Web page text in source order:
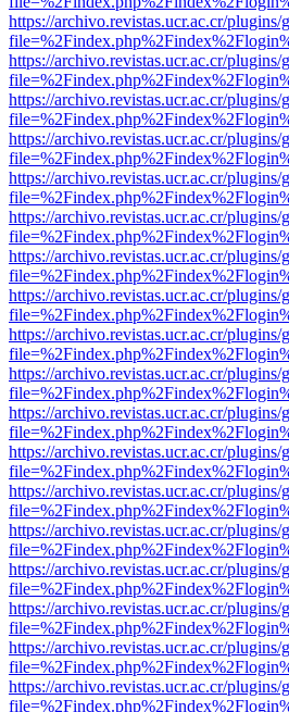
https://archivo.revistas.ucr.ac.cr/
https://archivo.revistas.ucr.ac.cr/
https://archivo.revistas.ucr.ac.cr/
https://archivo.revistas.ucr.ac.cr/
https://archivo.revistas.ucr.ac.cr/
https://archivo.revistas.ucr.ac.cr/
https://archivo.revistas.ucr.ac.cr/
https://archivo.revistas.ucr.ac.cr/
https://archivo.revistas.ucr.ac.cr/
https://archivo.revistas.ucr.ac.cr/
https://archivo.revistas.ucr.ac.cr/
https://archivo.revistas.ucr.ac.cr/
https://archivo.revistas.ucr.ac.cr/
https://archivo.revistas.ucr.ac.cr/
https://archivo.revistas.ucr.ac.cr/
https://archivo.revistas.ucr.ac.cr/
https://archivo.revistas.ucr.ac.cr/
https://archivo.revistas.ucr.ac.cr/